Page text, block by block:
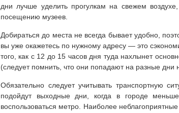
дни лучше уделить прогулкам на свежем
посещению музеев.
Добираться до места не всегда бывает удобно,
вы уже окажетесь по нужному адресу — это
того, как с 12 до 15 часов дня туда нахлынет
(следует помнить, что они попадают на разные дни
Обязательно следует учитывать транспортную
подойдут выходные дни, когда в городе
воспользоваться метро. Наиболее